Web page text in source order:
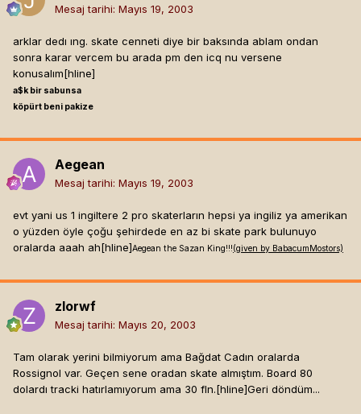
Mesaj tarihi: Mayıs 19, 2003
arklar dedı ıng. skate cenneti diye bir baksında ablam ondan
sonra karar vercem bu arada pm den icq nu versene
konusalım[hline]
a$k bir sabunsa
köpürt beni pakize
Aegean
Mesaj tarihi: Mayıs 19, 2003
evt yani us 1 ingiltere 2 pro skaterların hepsi ya ingiliz ya amerikan
o yüzden öyle çoğu şehirdede en az bi skate park bulunuyo
oralarda aaah ah[hline]Aegean the Sazan King!!!(given by BabacumMostors)
zlorwf
Mesaj tarihi: Mayıs 20, 2003
Tam olarak yerini bilmiyorum ama Bağdat Cadın oralarda
Rossignol var. Geçen sene oradan skate almıştım. Board 80
dolardı tracki hatırlamıyorum ama 30 fln.[hline]Geri döndüm...